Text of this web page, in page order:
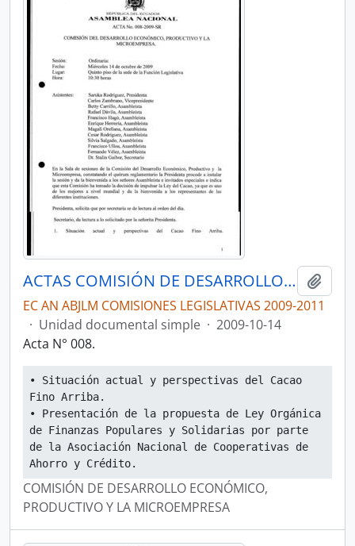
ACTAS COMISIÓN DE DESARROLLO ECONÓMICO, PRODUCTIVO Y LA MICROEMPRESA
EC AN ABJLM COMISIONES LEGISLATIVAS 2009-2011
· Unidad documental simple · 2009-10-14
Acta N° 008.
• Situación actual y perspectivas del Cacao
Fino Arriba.
• Presentación de la propuesta de Ley Orgánica
de Finanzas Populares y Solidarias por parte
de la Asociación Nacional de Cooperativas de
Ahorro y Crédito.
COMISIÓN DE DESARROLLO ECONÓMICO,
PRODUCTIVO Y LA MICROEMPRESA